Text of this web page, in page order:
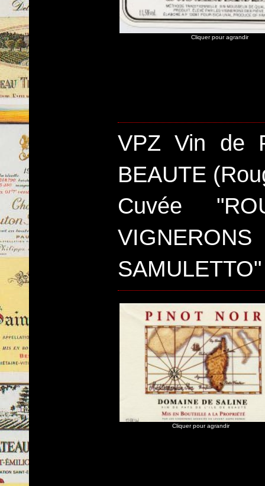
Cliquer pour agrandir
VPZ Vin de
BEAUTE
Cuvée
SAMULETTO"
Cliquer pour agrandir